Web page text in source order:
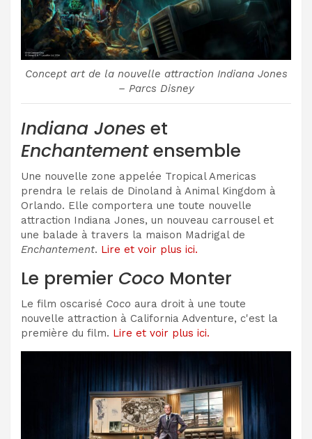
Concept art de la nouvelle attraction Indiana Jones
– Parcs Disney
Indiana Jones et
Enchantementensemble
Une nouvelle zone appelée Tropical Americas
prendra le relais de Dinoland à Animal Kingdom à
Orlando. Elle comportera une toute nouvelle
attraction Indiana Jones, un nouveau carrousel et
une balade à travers la maison Madrigal de
Enchantement. Lire et voir plus ici.
Le premier Coco Monter
Le film oscarisé Coco aura droit à une toute
nouvelle attraction à California Adventure, c'est la
première du film. Lire et voir plus ici.